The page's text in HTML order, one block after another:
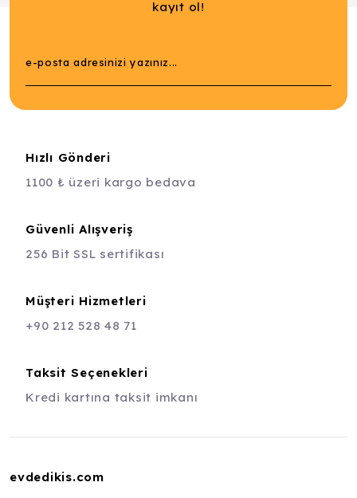
kayıt ol!
Hızlı Gönderi
1100 ₺ üzeri kargo bedava
Güvenli Alışveriş
256 Bit SSL sertifikası
Müşteri Hizmetleri
+90 212 528 48 71
Taksit Seçenekleri
Kredi kartına taksit imkanı
evdedikis.com